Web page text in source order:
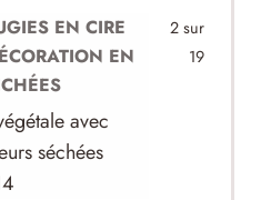
2 sur
19
EN CIRE
EN
avec
séchées